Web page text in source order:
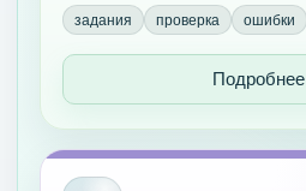
задания проверка ошибки
Подробнее